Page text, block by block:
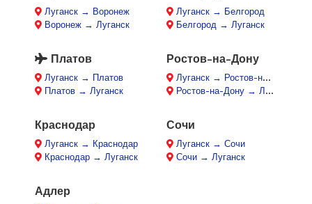
Луганск → Воронеж
Воронеж → Луганск
Луганск → Белгород
Белгород → Луганск
Платов
Луганск → Платов
Платов → Луганск
Ростов-на-Дону
Луганск → Ростов-на-Дону
Ростов-на-Дону → Луганск
Краснодар
Луганск → Краснодар
Краснодар → Луганск
Сочи
Луганск → Сочи
Сочи → Луганск
Адлер